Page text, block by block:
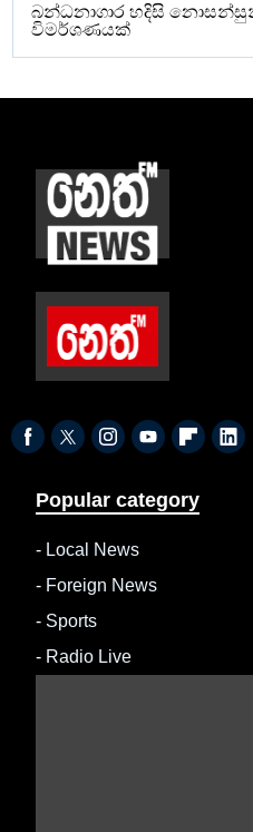
බන්ධනාගාර හදිසි
විමර්ශණයක්
Popular category
- Local News
- Foreign News
- Sports
- Radio Live